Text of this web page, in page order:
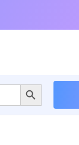
SEARCH BUTTON